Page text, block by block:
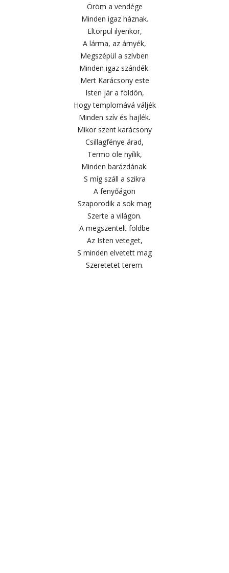
Öröm a vendége
Minden igaz háznak.
Eltörpül ilyenkor,
A lárma, az árnyék,
Megszépül a szívben
Minden igaz szándék.
Mert Karácsony este
Isten jár a földön,
Hogy templomává váljék
Minden szív és hajlék.
Mikor szent karácsony
Csillagfénye árad,
Termo öle nyílik,
Minden barázdának.
S míg száll a szikra
A fenyőágon
Szaporodik a sok mag
Szerte a világon.
A megszentelt földbe
Az Isten veteget,
S minden elvetett mag
Szeretetet terem.